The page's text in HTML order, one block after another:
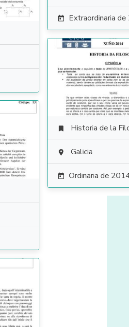
 Extraordinaria
 Historia de la
 Galicia
 Ordinaria de